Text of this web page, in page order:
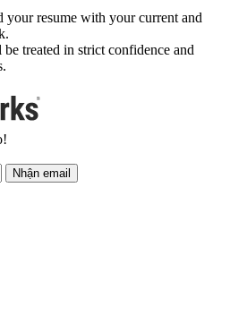
your resume with your current and
.
treated in strict confidence and
Nhận email